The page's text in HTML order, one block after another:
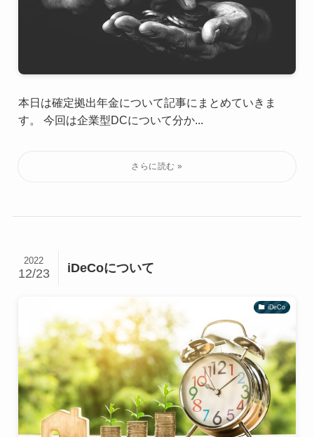
本日は確定拠出年金について記事にまとめていきま
す。 今回は企業型DCについて分か...
iDeCoについて
2022
12/23
iDeCo